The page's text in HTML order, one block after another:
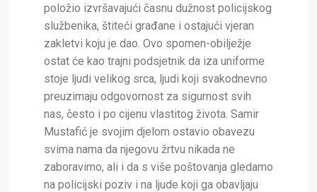
položio izvršavajući časnu dužnost policijskog
službenika, štiteći građane i ostajući vjeran
zakletvi koju je dao. Ovo spomen-obilježje
ostat će kao trajni podsjetnik da iza uniforme
stoje ljudi velikog srca, ljudi koji svakodnevno
preuzimaju odgovornost za sigurnost svih
nas, često i po cijenu vlastitog života. Samir
Mustafić je svojim djelom ostavio obavezu
svima nama da njegovu žrtvu nikada ne
zaboravimo, ali i da s više poštovanja gledamo
na policijski poziv i na ljude koji ga obavljaju